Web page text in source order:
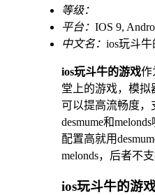
等级：
平台： IOS 9,
中文名： ios玩斗
ios玩斗牛的游戏作
堂上的游戏，模拟
可以提高流畅度，
desmume和
配置高就用
melonds，后者不
ios玩斗牛的游